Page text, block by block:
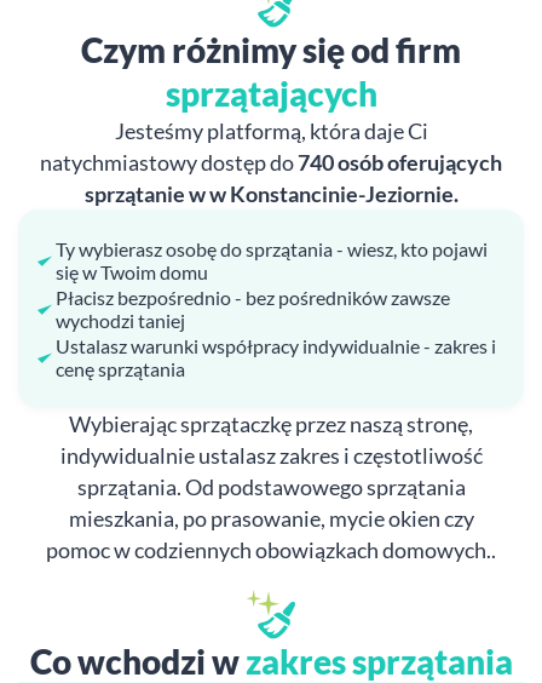
Czym różnimy się od firm
sprzątających
Jesteśmy platformą, która daje Ci
natychmiastowy dostęp do740 osób oferujących
sprzątanie w w Konstancinie-Jeziornie.
Ty wybierasz osobę do sprzątania - wiesz, kto pojawi
się w Twoim domu
Płacisz bezpośrednio - bez pośredników zawsze
wychodzi taniej
Ustalasz warunki współpracy indywidualnie - zakres i
cenę sprzątania
Wybierając sprzątaczkę przez naszą stronę,
indywidualnie ustalasz zakres i częstotliwość
sprzątania. Od podstawowego sprzątania
mieszkania, po prasowanie, mycie okien czy
pomoc w codziennych obowiązkach domowych..
Co wchodzi wzakres sprzątania